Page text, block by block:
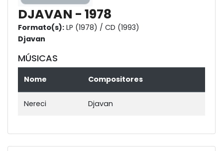
DJAVAN - 1978
Formato(s): LP (1978) / CD (1993)
Djavan
MÚSICAS
Nome Compositores
Nereci Djavan